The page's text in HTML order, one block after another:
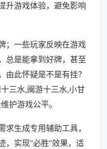
升游戏体验，避免影响
；一些玩家反映在游戏
总是能拿到好牌，甚至
由此怀疑是不是有挂？
三水,闽游十三水,小甘
护游戏公平。
求生成专用辅助工具，
，实现“必胜”效果，适